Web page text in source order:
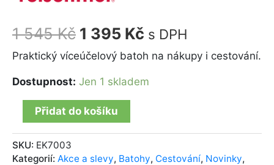
1 545Kč 1 395 Kč s DPH
Praktický víceúčelový batoh na nákupy i cestování.
Dostupnost: Jen 1 skladem
Přidat do košíku
SKU: EK7003
Kategorií: Akce a slevy, Batohy, Cestování, Novinky,